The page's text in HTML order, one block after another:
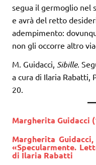
segua il germoglio nel
e avrà del retto
adempimento:
non gli occorre altro
M. Guidacci, Sibille.
a cura di Ilaria Rabatti,
20.
Margherita Guidacci
Margherita
«Specularmente.
di Ilaria Rabatti